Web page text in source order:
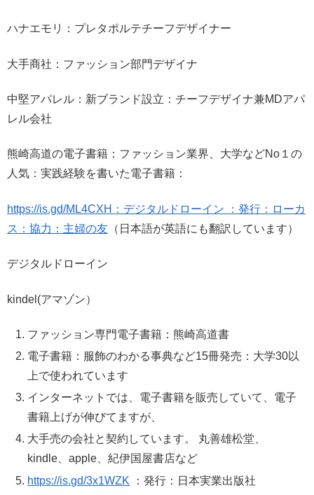
ハナエモリ：プレタポルテチーフデザイナー
大手商社：ファッション部門デザイナ
中堅アパレル：新ブランド設立：チーフデザイナ兼MDアパ
レル会社
熊崎高道の電子書籍：ファッション業界、大学などNo１の
人気：実践経験を書いた電子書籍：
https://is.gd/ML4CXH：デジタルドローイン ：発行：ローカ
ス：協力：主婦の友 （日本語が英語にも翻訳しています）
デジタルドローイン
kindel(アマゾン）
ファッション専門電子書籍：熊崎高道書
電子書籍：服飾のわかる事典など15冊発売：大学30以
上で使われています
インターネットでは、電子書籍を販売していて、電子
書籍上げが伸びてますが、
大手売の会社と契約しています。 丸善雄松堂、
kindle、apple、紀伊国屋書店など
https://is.gd/3x1WZK ：発行：日本実業出版社